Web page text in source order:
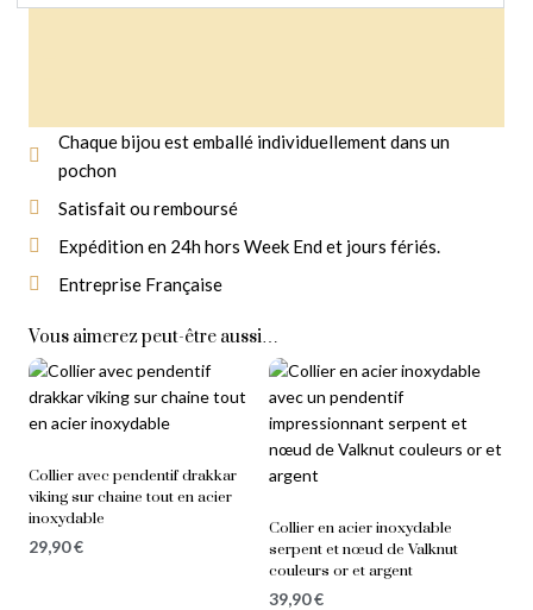
Livraison Gratuite
À partir de 14,90 € d'achat
Chaque bijou est emballé individuellement dans un
pochon
Satisfait ou remboursé
Expédition en 24h hors Week End et jours fériés.
Entreprise Française
Vous aimerez peut-être aussi…
Collier avec pendentif drakkar
viking sur chaine tout en acier
inoxydable
29,90€
Collier en acier inoxydable
serpent et nœud de Valknut
couleurs or et argent
39,90€